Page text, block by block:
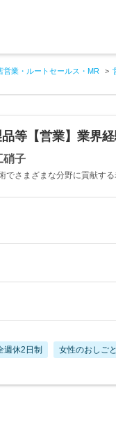
営業・ルートセールス・MR
等【営業】業界
硝子
でさまざまな分野に貢献す
週休2日制 女性のおしご